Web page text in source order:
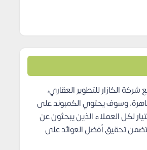
الكازار للتطوير العقاري،
وسوف يحتوي الكمبوند على
لكل العملاء الذين يبحثون عن
تحقيق أفضل العوائد على